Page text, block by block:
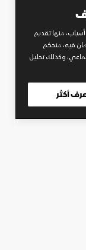
منها تقديم
فيه، منحكم
وكذلك تحليل
أكثر